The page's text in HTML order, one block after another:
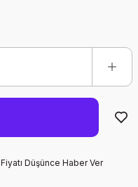
Fiyatı Düşünce Haber Ver